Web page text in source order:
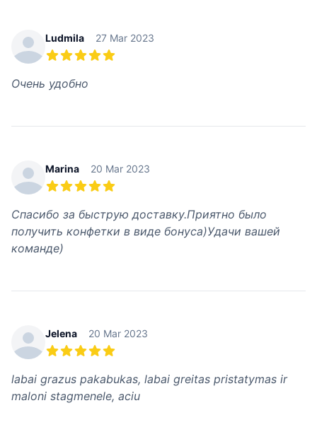
Ludmila 27 Mar 2023
Очень удобно
Marina 20 Mar 2023
Спасибо за быструю доставку.Приятно было
получить конфетки в виде бонуса)Удачи вашей
команде)
Jelena 20 Mar 2023
labai grazus pakabukas, labai greitas pristatymas ir
maloni stagmenele, aciu